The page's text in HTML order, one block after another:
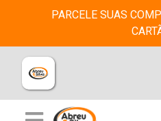
PARCELE SUAS